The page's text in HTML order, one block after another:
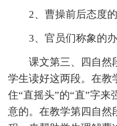
2、曹操前后态度的
3、官员们称象的
课文第三、四自然
学生读好这两段。在教
住“直摇头”的“直”字
意的。在教学第四自然